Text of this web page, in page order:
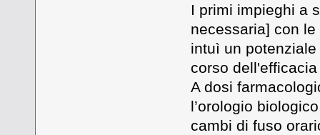
I primi impieghi a
necessaria] con
intuì un
corso
A dosi
l’orologio
cambi di fuso